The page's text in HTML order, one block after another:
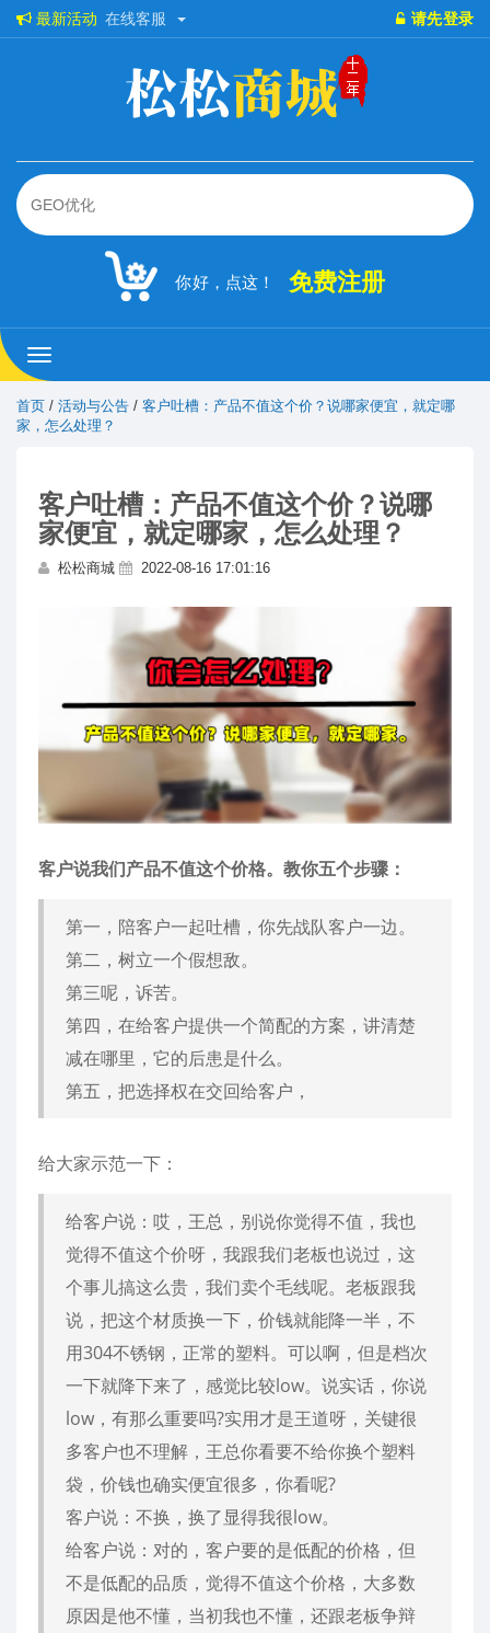
请先登录
最新活动 在线客服
你好，点这！ 免费注册
松
松
城
首页 / 活动与公告 / 客户吐槽：产品不值这个价？说哪家便宜，就定哪
家，怎么处理？
客户吐槽：产品不值这个价？说哪
家便宜，就定哪家，怎么处理？
松松商城 2022-08-16 17:01:16
客户说我们产品不值这个价格。教你五个步骤：
第一，陪客户一起吐槽，你先战队客户一边。
第二，树立一个假想敌。
第三呢，诉苦。
第四，在给客户提供一个简配的方案，讲清楚
减在哪里，它的后患是什么。
第五，把选择权在交回给客户，
给大家示范一下：
给客户说：哎，王总，别说你觉得不值，我也
觉得不值这个价呀，我跟我们老板也说过，这
个事儿搞这么贵，我们卖个毛线呢。老板跟我
说，把这个材质换一下，价钱就能降一半，不
用304不锈钢，正常的塑料。可以啊，但是档次
一下就降下来了，感觉比较low。说实话，你说
low，有那么重要吗?实用才是王道呀，关键很
多客户也不理解，王总你看要不给你换个塑料
袋，价钱也确实便宜很多，你看呢?
客户说：不换，换了显得我很low。
给客户说：对的，客户要的是低配的价格，但
不是低配的品质，觉得不值这个价格，大多数
原因是他不懂，当初我也不懂，还跟老板争辩